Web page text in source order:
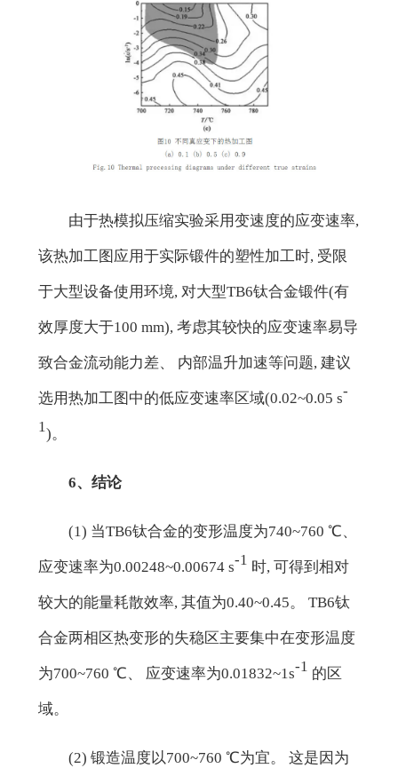
由于热模拟压缩实验采用变速度的应变速率,
该热加工图应用于实际锻件的塑性加工时, 受限
于大型设备使用环境, 对大型TB6钛合金锻件(有
效厚度大于100 mm), 考虑其较快的应变速率易导
致合金流动能力差、 内部温升加速等问题, 建议
选用热加工图中的低应变速率区域(0.02~0.05 s-
1)。
6、结论
(1) 当TB6钛合金的变形温度为740~760 ℃、
应变速率为0.00248~0.00674 s-1 时, 可得到相对
较大的能量耗散效率, 其值为0.40~0.45。 TB6钛
合金两相区热变形的失稳区主要集中在变形温度
为700~760 ℃、 应变速率为0.01832~1s-1 的区
域。
(2) 锻造温度以700~760 ℃为宜。 这是因为